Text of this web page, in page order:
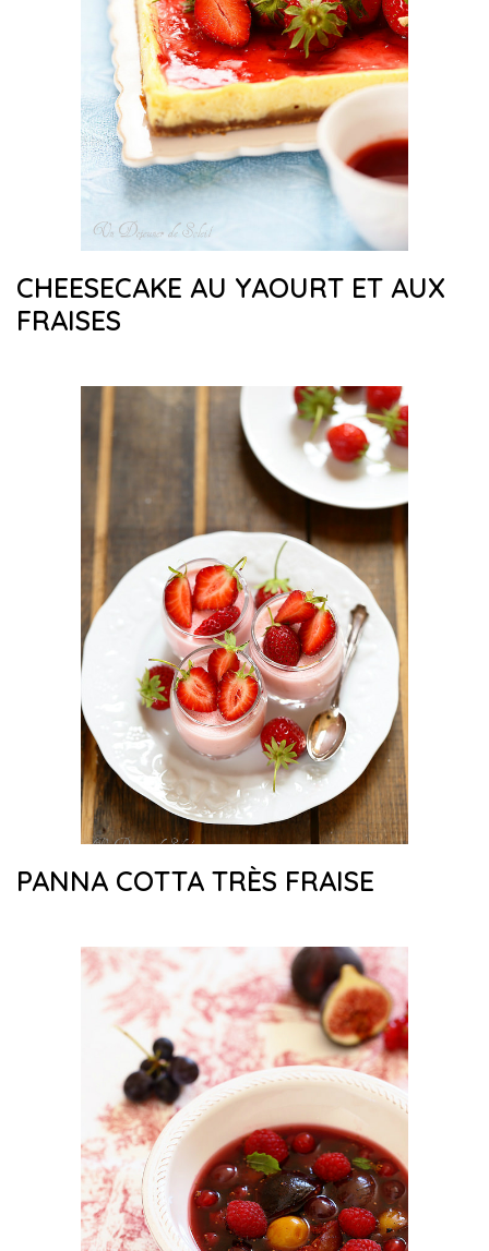
CHEESECAKE AU YAOURT ET AUX
FRAISES
PANNA COTTA TRÈS FRAISE